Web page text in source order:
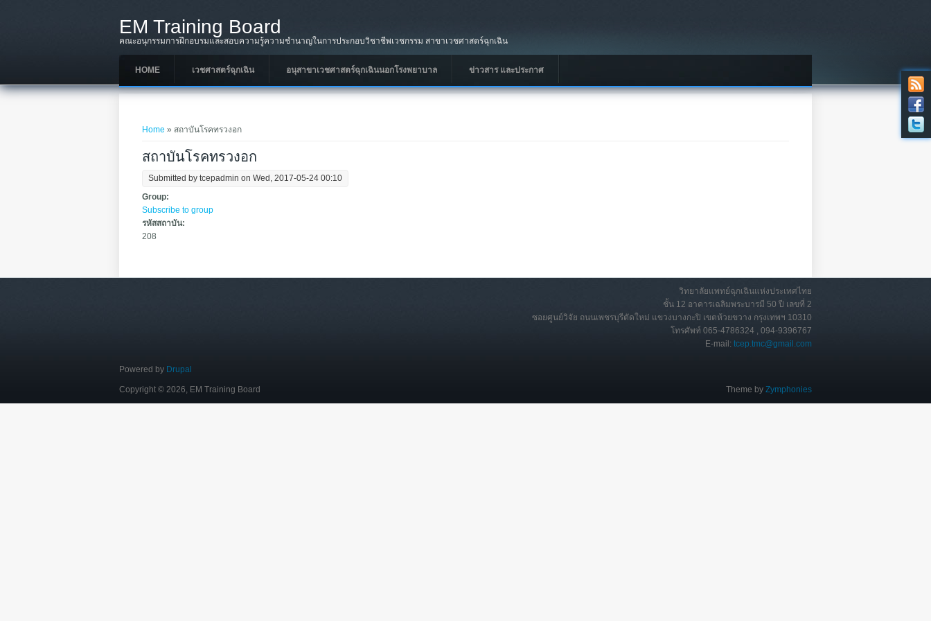
EM Training Board
คณะอนุกรรมการฝึกอบรมและสอบความรู้ความชำนาญในการประกอบวิชาชีพเวชกรรม สาขาเวชศาสตร์ฉุกเฉิน
HOME เวชศาสตร์ฉุกเฉิน อนุสาขาเวชศาสตร์ฉุกเฉินนอกโรงพยาบาล ข่าวสาร และประกาศ
You are here
Home » สถาบันโรคทรวงอก
สถาบันโรคทรวงอก
Submitted bytcepadmin on Wed, 2017-05-24 00:10
Group:
Subscribe to group
รหัสสถาบัน:
208
วิทยาลัยแพทย์ฉุกเฉินแห่งประเทศไทย
ชั้น 12 อาคารเฉลิมพระบารมี 50 ปี เลขที่ 2
ซอยศูนย์วิจัย ถนนเพชรบุรีตัดใหม่ แขวงบางกะปิ เขตห้วยขวาง กรุงเทพฯ 10310
โทรศัพท์ 065-4786324 , 094-9396767
E-mail: tcep.tmc@gmail.com
Powered by Drupal
Copyright © 2026, EM Training Board Theme by Zymphonies